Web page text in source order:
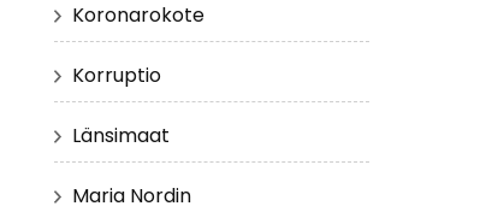
Koronarokote
Korruptio
Länsimaat
Maria Nordin